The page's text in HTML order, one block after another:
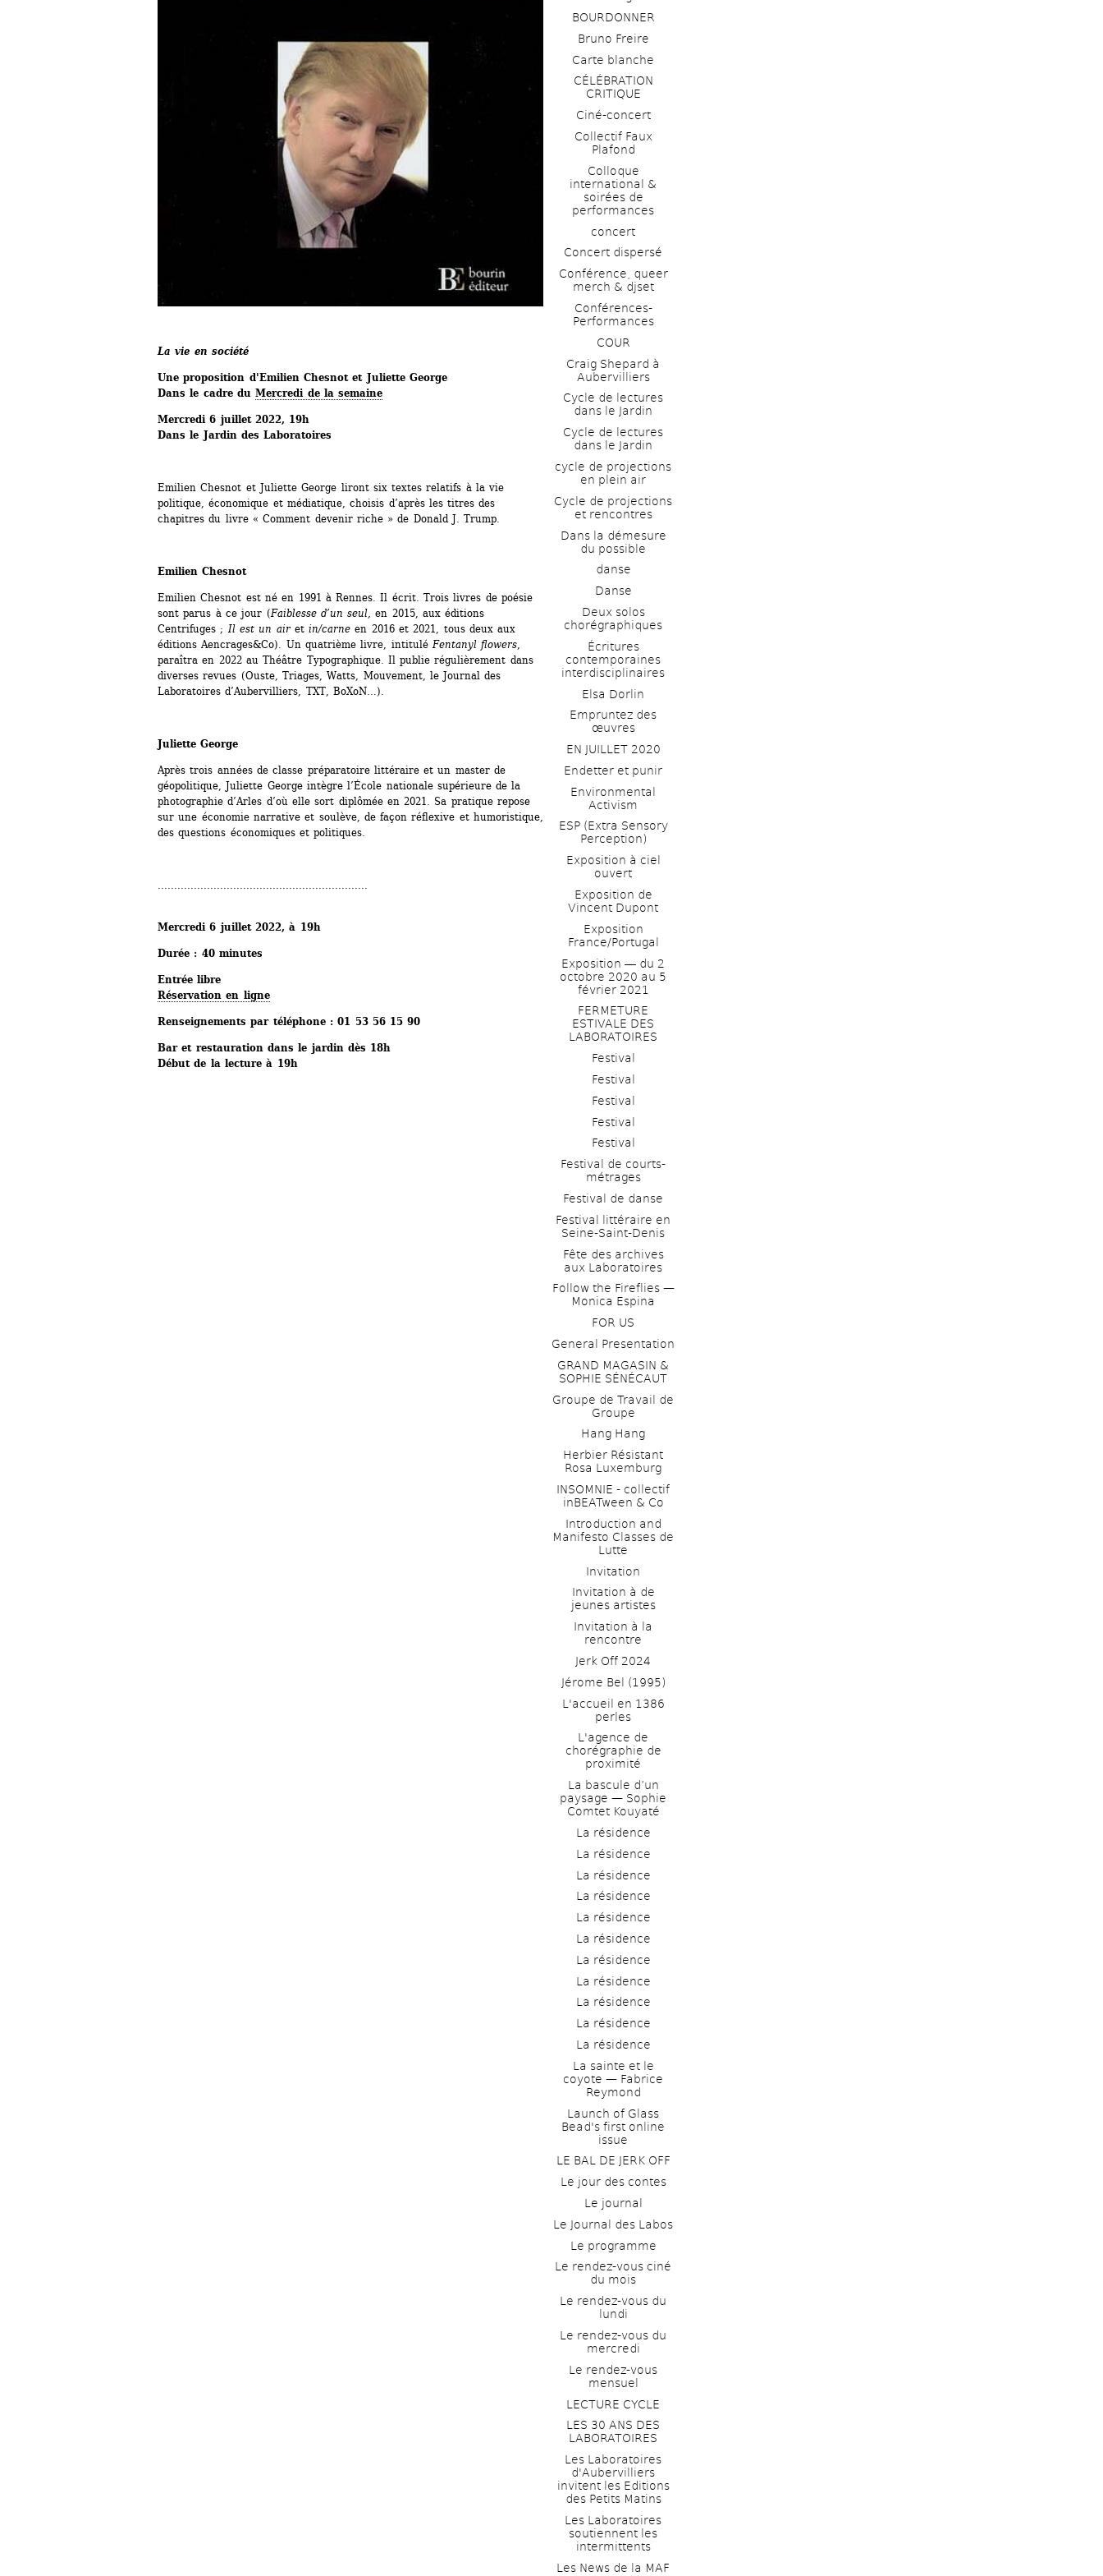
La vie en société
Une proposition d'Emilien Chesnot et Juliette George
Dans le cadre du Mercredi de la semaine
Mercredi 6 juillet 2022, 19h
Dans le Jardin des Laboratoires
Emilien Chesnot et Juliette George liront six textes relatifs à la vie
politique, économique et médiatique, choisis d’après les titres des
chapitres du livre « Comment devenir riche » de Donald J. Trump.
Emilien Chesnot
Emilien Chesnot est né en 1991 à Rennes. Il écrit. Trois livres de poésie
sont parus à ce jour (Faiblesse d’un seul, en 2015, aux éditions
Centrifuges ; Il est un air etin/carne en 2016 et 2021, tous deux aux
éditions Aencrages&Co). Un quatrième livre, intitulé Fentanyl flowers,
paraîtra en 2022 au Théâtre Typographique. Il publie régulièrement dans
diverses revues (Ouste, Triages, Watts, Mouvement, le Journal des
Laboratoires d’Aubervilliers, TXT, BoXoN…).
Juliette George
Après trois années de classe préparatoire littéraire et un master de
géopolitique, Juliette George intègre l’École nationale supérieure de la
photographie d’Arles d’où elle sort diplômée en 2021. Sa pratique repose
sur une économie narrative et soulève, de façon réflexive et humoristique,
des questions économiques et politiques.
................................................................
Mercredi 6 juillet 2022, à 19h
Durée : 40 minutes
Entrée libre
Réservation en ligne
Renseignements par téléphone : 01 53 56 15 90
Bar et restauration dans le jardin dès 18h
Début de la lecture à 19h
BOURDONNER
Bruno Freire
Carte blanche
CÉLÉBRATION
CRITIQUE
Ciné-concert
Collectif Faux
Plafond
Colloque
international &
soirées de
performances
concert
Concert dispersé
Conférence, queer
merch & djset
Conférences-
Performances
COUR
Craig Shepard à
Aubervilliers
Cycle de lectures
dans le Jardin
Cycle de lectures
dans le Jardin
cycle de projections
en plein air
Cycle de projections
et rencontres
Dans la démesure
du possible
danse
Danse
Deux solos
chorégraphiques
Écritures
contemporaines
interdisciplinaires
Elsa Dorlin
Empruntez des
œuvres
EN JUILLET 2020
Endetter et punir
Environmental
Activism
ESP (Extra Sensory
Perception)
Exposition à ciel
ouvert
Exposition de
Vincent Dupont
Exposition
France/Portugal
Exposition ― du 2
octobre 2020 au 5
février 2021
FERMETURE
ESTIVALE DES
LABORATOIRES
Festival
Festival
Festival
Festival
Festival
Festival de courts-
métrages
Festival de danse
Festival littéraire en
Seine-Saint-Denis
Fête des archives
aux Laboratoires
Follow the Fireflies —
Monica Espina
FOR US
General Presentation
GRAND MAGASIN &
SOPHIE SÉNÉCAUT
Groupe de Travail de
Groupe
Hang Hang
Herbier Résistant
Rosa Luxemburg
INSOMNIE - collectif
inBEATween & Co
Introduction and
Manifesto Classes de
Lutte
Invitation
Invitation à de
jeunes artistes
Invitation à la
rencontre
Jerk Off 2024
Jérome Bel (1995)
L'accueil en 1386
perles
L'agence de
chorégraphie de
proximité
La bascule d’un
paysage — Sophie
Comtet Kouyaté
La résidence
La résidence
La résidence
La résidence
La résidence
La résidence
La résidence
La résidence
La résidence
La résidence
La résidence
La sainte et le
coyote — Fabrice
Reymond
Launch of Glass
Bead's first online
issue
LE BAL DE JERK OFF
Le jour des contes
Le journal
Le Journal des Labos
Le programme
Le rendez-vous ciné
du mois
Le rendez-vous du
lundi
Le rendez-vous du
mercredi
Le rendez-vous
mensuel
LECTURE CYCLE
LES 30 ANS DES
LABORATOIRES
Les Laboratoires
d'Aubervilliers
invitent les Editions
des Petits Matins
Les Laboratoires
soutiennent les
intermittents
Les News de la MAF